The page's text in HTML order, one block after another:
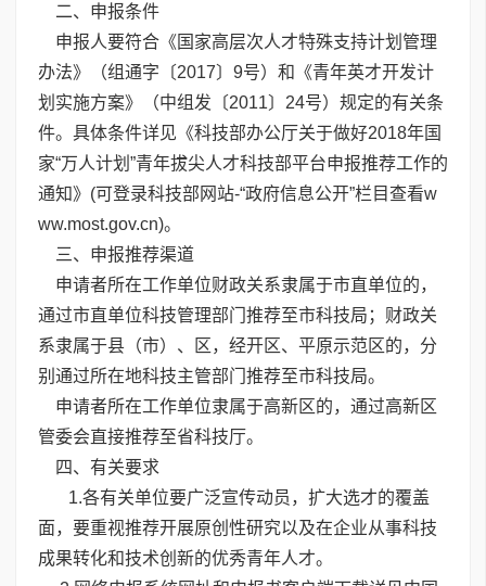
二、申报条件
申报人要符合《国家高层次人才特殊支持计划管理
办法》（组通字〔2017〕9号）和《青年英才开发计
划实施方案》（中组发〔2011〕24号）规定的有关条
件。具体条件详见《科技部办公厅关于做好2018年国
家“万人计划”青年拔尖人才科技部平台申报推荐工作的
通知》(可登录科技部网站-“政府信息公开”栏目查看w
ww.most.gov.cn)。
三、申报推荐渠道
申请者所在工作单位财政关系隶属于市直单位的，
通过市直单位科技管理部门推荐至市科技局；财政关
系隶属于县（市）、区，经开区、平原示范区的，分
别通过所在地科技主管部门推荐至市科技局。
申请者所在工作单位隶属于高新区的，通过高新区
管委会直接推荐至省科技厅。
四、有关要求
1.各有关单位要广泛宣传动员，扩大选才的覆盖
面，要重视推荐开展原创性研究以及在企业从事科技
成果转化和技术创新的优秀青年人才。